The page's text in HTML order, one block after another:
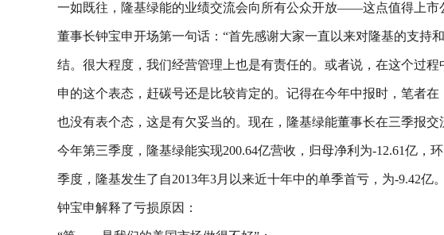
一如既往，隆基绿能的业绩交流会向所有公众开放——这点值得上市
董事长钟宝申开场第一句话：“首先感谢大家一直以来对隆基的支持
结。很大程度，我们经营管理上也是有责任的。或者说，在这个过
申的这个表态，赶碳号还是比较肯定的。记得在今年中报时，笔者
也没有表个态，这是有欠妥当的。现在，隆基绿能董事长在三季报
今年第三季度，隆基绿能实现200.64亿营收，归母净利为-12.61亿，
季度，隆基发生了自2013年3月以来近十年中的单季首亏，为-9.42
钟宝申解释了亏损原因：